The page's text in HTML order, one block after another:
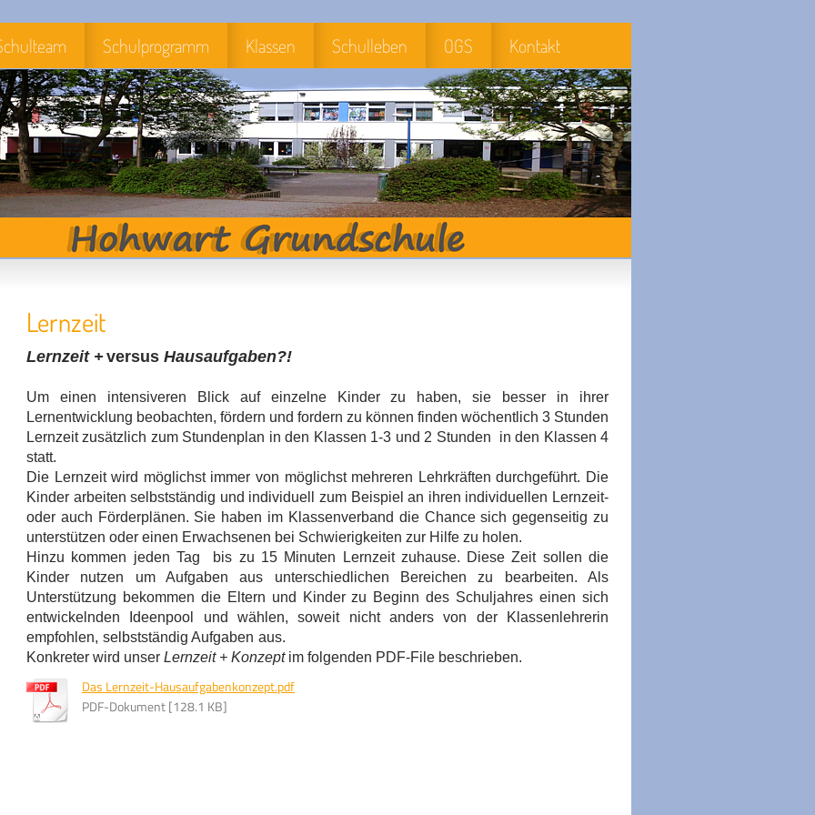
Schulprogramm Klassen Schulleben OGS Kontakt
startet das neue Schuljahr nach den Sommerferien. Der Unterricht beginnt zur 1. Stunde und endet nach der 4.
Lernzeit
Lernzeit +versus Hausaufgaben?!
Um einen intensiveren Blick auf einzelne Kinder zu haben, sie besser in ihrer
Lernentwicklung beobachten, fördern und fordern zu können finden wöchentlich 3 Stunden
Lernzeit zusätzlich zum Stundenplan in den Klassen 1-3 und 2 Stunden in den Klassen 4
statt.
Die Lernzeit wird möglichst immer von möglichst mehreren Lehrkräften durchgeführt. Die
Kinder arbeiten selbstständig und individuell zum Beispiel an ihren individuellen Lernzeit-
oder auch Förderplänen. Sie haben im Klassenverband die Chance sich gegenseitig zu
unterstützen oder einen Erwachsenen bei Schwierigkeiten zur Hilfe zu holen.
Hinzu kommen jeden Tag bis zu 15 Minuten Lernzeit zuhause. Diese Zeit sollen die
Kinder nutzen um Aufgaben aus unterschiedlichen Bereichen zu bearbeiten. Als
Unterstützung bekommen die Eltern und Kinder zu Beginn des Schuljahres einen sich
entwickelnden Ideenpool und wählen, soweit nicht anders von der Klassenlehrerin
empfohlen, selbstständig Aufgaben aus.
Konkreter wird unser Lernzeit + Konzeptim folgenden PDF-File beschrieben.
Das Lernzeit-Hausaufgabenkonzept.pdf
PDF-Dokument [128.1 KB]